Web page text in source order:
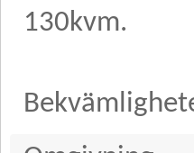
130kvm.